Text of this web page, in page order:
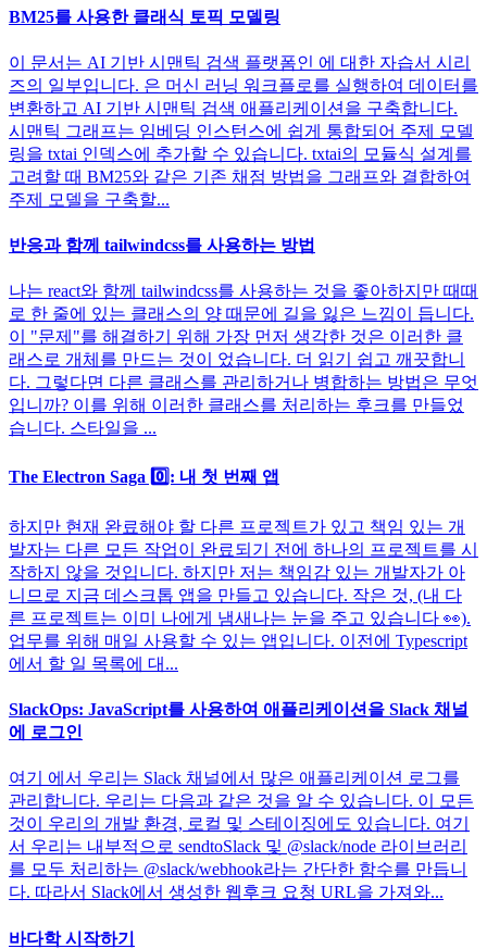
BM25를 사용한 클래식 토픽 모델링
이 문서는 AI 기반 시맨틱 검색 플랫폼인 에 대한 자습서 시리
즈의 일부입니다. 은 머신 러닝 워크플로를 실행하여 데이터를
변환하고 AI 기반 시맨틱 검색 애플리케이션을 구축합니다.
시맨틱 그래프는 임베딩 인스턴스에 쉽게 통합되어 주제 모델
링을 txtai 인덱스에 추가할 수 있습니다. txtai의 모듈식 설계를
고려할 때 BM25와 같은 기존 채점 방법을 그래프와 결합하여
주제 모델을 구축할...
반응과 함께 tailwindcss를 사용하는 방법
나는 react와 함께 tailwindcss를 사용하는 것을 좋아하지만 때때
로 한 줄에 있는 클래스의 양 때문에 길을 잃은 느낌이 듭니다.
이 "문제"를 해결하기 위해 가장 먼저 생각한 것은 이러한 클
래스로 개체를 만드는 것이 었습니다. 더 읽기 쉽고 깨끗합니
다. 그렇다면 다른 클래스를 관리하거나 병합하는 방법은 무엇
입니까? 이를 위해 이러한 클래스를 처리하는 후크를 만들었
습니다. 스타일을 ...
The Electron Saga 0️⃣: 내 첫 번째 앱
하지만 현재 완료해야 할 다른 프로젝트가 있고 책임 있는 개
발자는 다른 모든 작업이 완료되기 전에 하나의 프로젝트를 시
작하지 않을 것입니다. 하지만 저는 책임감 있는 개발자가 아
니므로 지금 데스크톱 앱을 만들고 있습니다. 작은 것, (내 다
른 프로젝트는 이미 나에게 냄새나는 눈을 주고 있습니다 👀).
업무를 위해 매일 사용할 수 있는 앱입니다. 이전에 Typescript
에서 할 일 목록에 대...
SlackOps: JavaScript를 사용하여 애플리케이션을 Slack 채널
에 로그인
여기 에서 우리는 Slack 채널에서 많은 애플리케이션 로그를
관리합니다. 우리는 다음과 같은 것을 알 수 있습니다. 이 모든
것이 우리의 개발 환경, 로컬 및 스테이징에도 있습니다. 여기
서 우리는 내부적으로 sendtoSlack 및 @slack/node 라이브러리
를 모두 처리하는 @slack/webhook라는 간단한 함수를 만듭니
다. 따라서 Slack에서 생성한 웹후크 요청 URL을 가져와...
바다학 시작하기